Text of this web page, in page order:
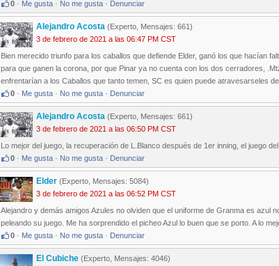
0 · Me gusta · No me gusta · Denunciar
Alejandro Acosta (Experto, Mensajes: 661)
3 de febrero de 2021 a las 06:47 PM CST
Bien merecido triunfo para los caballos que defiende Elder, ganó los que hacían
para que ganen la corona, por que Pinar ya no cuenta con los dos cerradores,
enfrentarían a los Caballos que tanto temen, SC es quien puede atravesarseles
0 · Me gusta · No me gusta · Denunciar
Alejandro Acosta (Experto, Mensajes: 661)
3 de febrero de 2021 a las 06:50 PM CST
Lo mejor del juego, la recuperación de L.Blanco después de 1er inning, el juego
0 · Me gusta · No me gusta · Denunciar
Elder (Experto, Mensajes: 5084)
3 de febrero de 2021 a las 06:52 PM CST
Alejandro y demás amigos Azules no olviden que el uniforme de Granma es azul
peleando su juego. Me ha sorprendido el picheo Azul lo buen que se porto. A lo
0 · Me gusta · No me gusta · Denunciar
El Cubiche (Experto, Mensajes: 4046)